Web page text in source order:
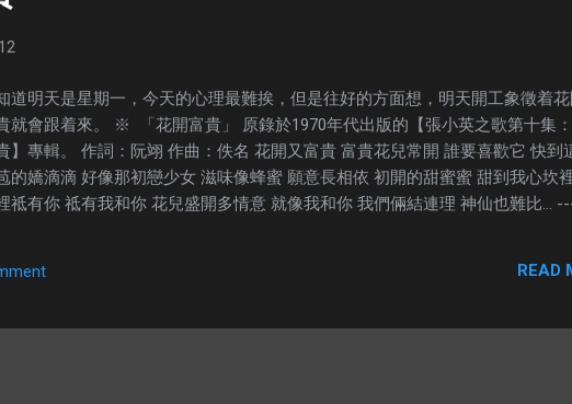
道明天是星期一，今天的心理最難挨，但是往好的方面想，明天開工象徵着
就會跟着來。 ※ 「花開富貴」 原錄於1970年代出版的【張小英之歌第十集
】專輯。 作詞：阮翊 作曲：佚名 花開又富貴 富貴花兒常開 誰要喜歡它 快到
的嬌滴滴 好像那初戀少女 滋味像蜂蜜 願意長相依 初開的甜蜜蜜 甜到我心坎
祗有你 祗有我和你 花兒盛開多情意 就像我和你 我們倆結連理 神仙也難比...
READ